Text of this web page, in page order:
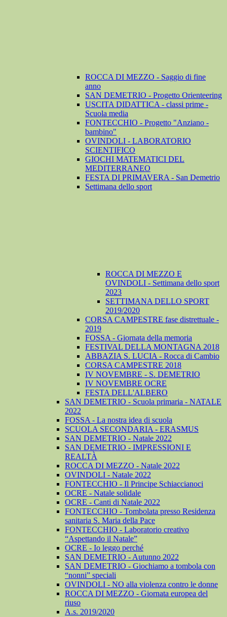
ROCCA DI MEZZO - Saggio di fine
anno
SAN DEMETRIO - Progetto Orienteering
USCITA DIDATTICA - classi prime -
Scuola media
FONTECCHIO - Progetto "Anziano -
bambino"
OVINDOLI - LABORATORIO
SCIENTIFICO
GIOCHI MATEMATICI DEL
MEDITERRANEO
FESTA DI PRIMAVERA - San Demetrio
Settimana dello sport
ROCCA DI MEZZO E
OVINDOLI - Settimana dello sport
2023
SETTIMANA DELLO SPORT
2019/2020
CORSA CAMPESTRE fase distrettuale -
2019
FOSSA - Giornata della memoria
FESTIVAL DELLA MONTAGNA 2018
ABBAZIA S. LUCIA - Rocca di Cambio
CORSA CAMPESTRE 2018
IV NOVEMBRE - S. DEMETRIO
IV NOVEMBRE OCRE
FESTA DELL'ALBERO
SAN DEMETRIO - Scuola primaria - NATALE
2022
FOSSA - La nostra idea di scuola
SCUOLA SECONDARIA - ERASMUS
SAN DEMETRIO - Natale 2022
SAN DEMETRIO - IMPRESSIONI E
REALTÀ
ROCCA DI MEZZO - Natale 2022
OVINDOLI - Natale 2022
FONTECCHIO - Il Principe Schiaccianoci
OCRE - Natale solidale
OCRE - Canti di Natale 2022
FONTECCHIO - Tombolata presso Residenza
sanitaria S. Maria della Pace
FONTECCHIO - Laboratorio creativo
“Aspettando il Natale”
OCRE - Io leggo perché
SAN DEMETRIO - Autunno 2022
SAN DEMETRIO - Giochiamo a tombola con
“nonni” speciali
OVINDOLI - NO alla violenza contro le donne
ROCCA DI MEZZO - Giornata europea del
riuso
A.s. 2019/2020